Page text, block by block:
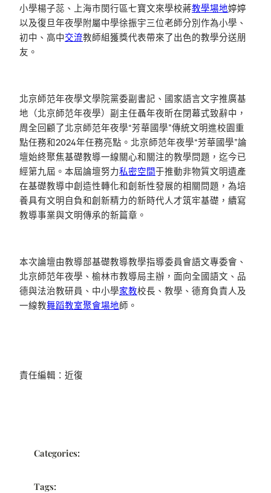
小學楊子蕊、上海市閔行區七寶文來學校蔣教學場地婷婷
以及復旦年夜學附屬中學徐振宇三位老師分別作為小學、
初中、高中交流教師組獲獎代表帶來了出色的教學分送朋
友。
北京師范年夜學文學院黨委副書記、國家語言文字推廣基
地（北京師范年夜學）副主任聶年夜昕在閉幕式致辭中，
周全回顧了北京師范年夜學“芳華國學”傳統文明進校園重
點任務和2024年任務亮點。北京師范年夜學“芳華國學”論
壇始終聚焦基礎教導一線關心和關注的教學問題，迄今已
經第九屆。本屆論壇努力私密空間于推動非物質文明遺產
在基礎教導中創造性轉化和創新性發展的相關問題，為培
養具有文明自負和創新精力的新時代人才筑牢基礎，續寫
教導事業與文明傳承的新篇章。
本次論壇由教導部基礎教導教學指導委員會語文專委會、
北京師范年夜學、榆林市教導局主辦，面向全國語文、品
德與法治教研員、中小學家教校長、教學、德育負責人及
一線教舞蹈教室聚會場地師。
責任編輯：近復
Categories:
Tags: